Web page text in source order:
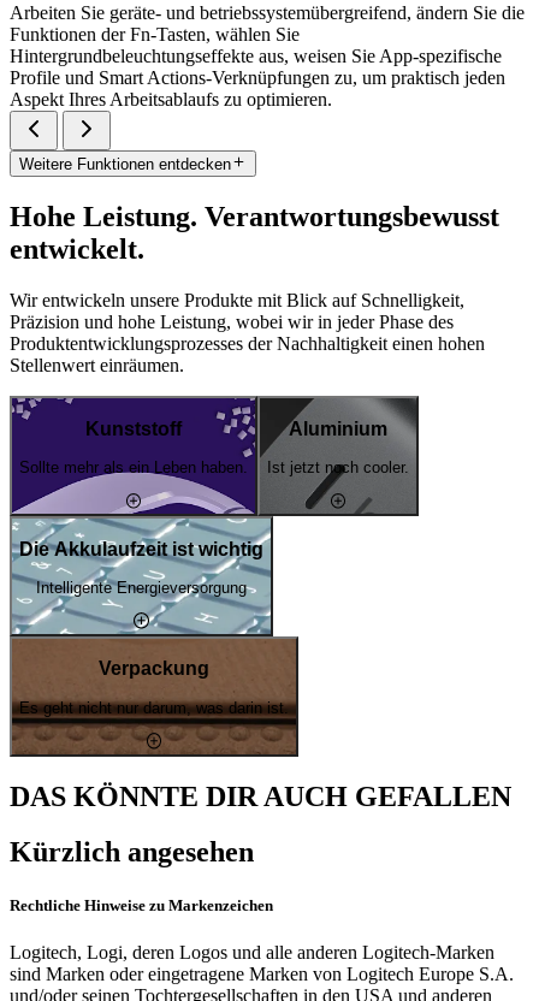
Arbeiten Sie geräte- und betriebssystemübergreifend, ändern Sie die
Funktionen der Fn-Tasten, wählen Sie
Hintergrundbeleuchtungseffekte aus, weisen Sie App-spezifische
Profile und Smart Actions-Verknüpfungen zu, um praktisch jeden
Aspekt Ihres Arbeitsablaufs zu optimieren.
Weitere Funktionen entdecken
Hohe Leistung. Verantwortungsbewusst
entwickelt.
Wir entwickeln unsere Produkte mit Blick auf Schnelligkeit,
Präzision und hohe Leistung, wobei wir in jeder Phase des
Produktentwicklungsprozesses der Nachhaltigkeit einen hohen
Stellenwert einräumen.
Kunststoff
Sollte mehr als ein Leben haben.
Aluminium
Ist jetzt noch cooler.
Die Akkulaufzeit ist wichtig
Intelligente Energieversorgung
Verpackung
Es geht nicht nur darum, was darin ist.
DAS KÖNNTE DIR AUCH GEFALLEN
Kürzlich angesehen
Rechtliche Hinweise zu Markenzeichen
Logitech, Logi, deren Logos und alle anderen Logitech-Marken
sind Marken oder eingetragene Marken von Logitech Europe S.A.
und/oder seinen Tochtergesellschaften in den USA und anderen